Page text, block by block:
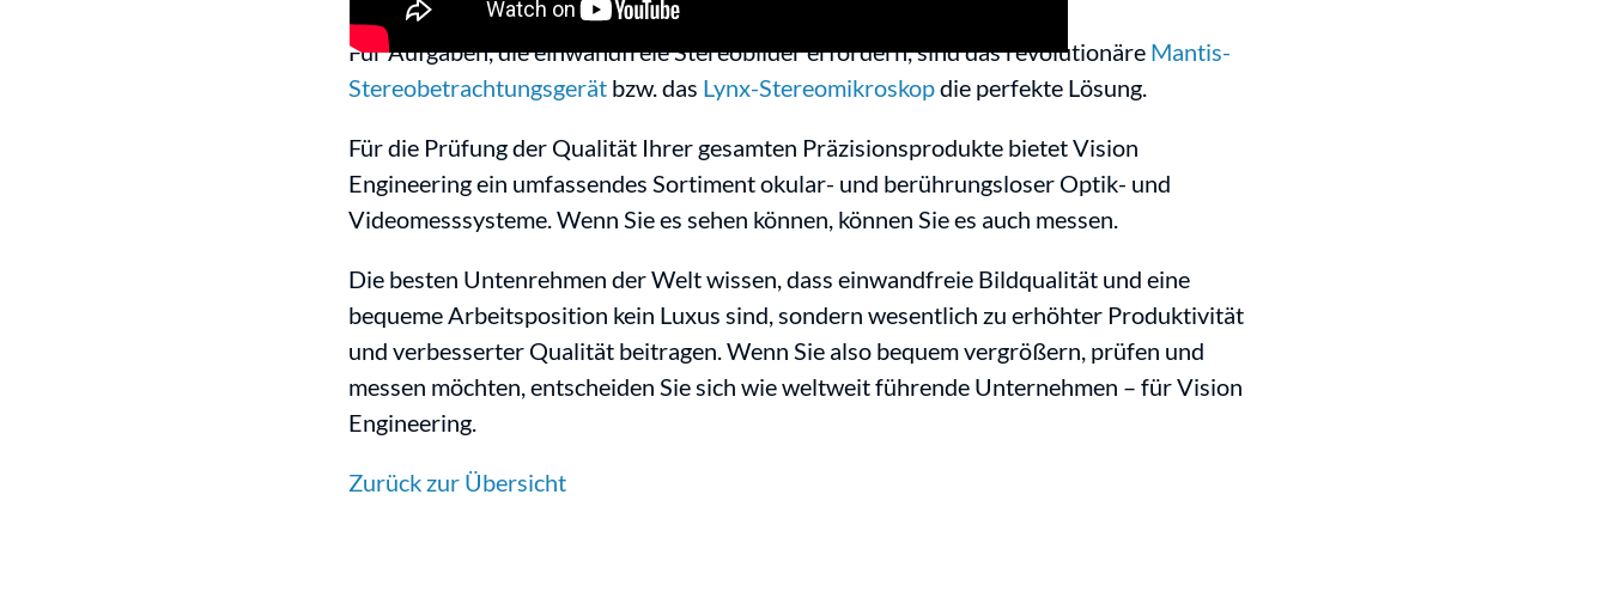
Für Aufgaben, die einwandfreie Stereobilder erfordern, sind das revolutionäre Mantis-
Stereobetrachtungsgerät bzw. das Lynx-Stereomikroskopdie perfekte Lösung.
Für die Prüfung der Qualität Ihrer gesamten Präzisionsprodukte bietet Vision
Engineering ein umfassendes Sortiment okular- und berührungsloser Optik- und
Videomesssysteme. Wenn Sie es sehen können, können Sie es auch messen.
Die besten Untenrehmen der Welt wissen, dass einwandfreie Bildqualität und eine
bequeme Arbeitsposition kein Luxus sind, sondern wesentlich zu erhöhter Produktivität
und verbesserter Qualität beitragen. Wenn Sie also bequem vergrößern, prüfen und
messen möchten, entscheiden Sie sich wie weltweit führende Unternehmen – für Vision
Engineering.
Zurück zur Übersicht